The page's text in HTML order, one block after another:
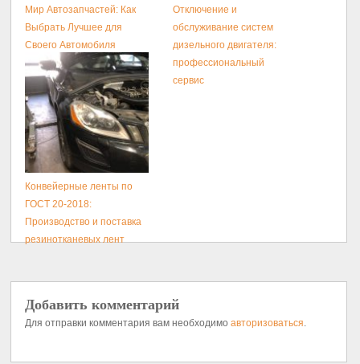
Мир Автозапчастей: Как
Выбрать Лучшее для
Своего Автомобиля
Отключение и
обслуживание систем
дизельного двигателя:
профессиональный
сервис
Конвейерные ленты по
ГОСТ 20-2018:
Производство и поставка
резинотканевых лент
Добавить комментарий
Для отправки комментария вам необходимоавторизоваться.